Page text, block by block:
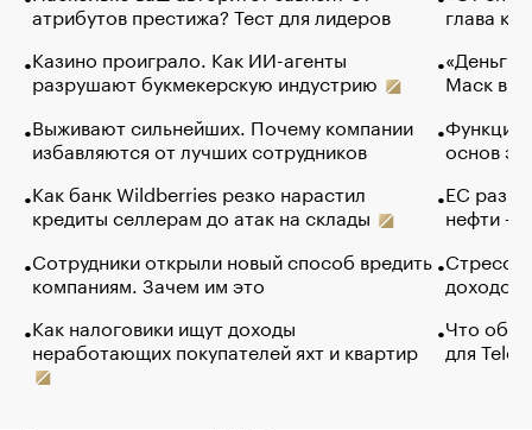
атрибутов престижа? Тест для лидеров
Казино проиграло. Как ИИ-агенты
разрушают букмекерскую индустрию
Выживают сильнейших. Почему компании
избавляются от лучших сотрудников
Как банк Wildberries резко нарастил
кредиты селлерам до атак на склады
Сотрудники открыли новый способ вредить
компаниям. Зачем им это
Как налоговики ищут доходы
неработающих покупателей яхт и квартир
глава
«Деньги
Маск в
Функции
основ
ЕС
нефти —
Стресс
доходов
Что
для